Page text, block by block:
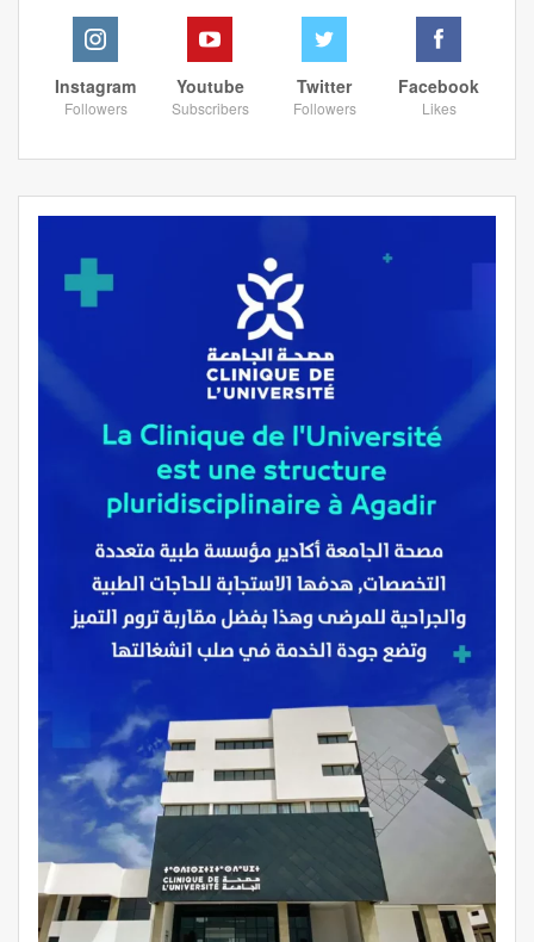
Facebook
Likes
Twitter
Followers
Youtube
Subscribers
Instagram
Followers